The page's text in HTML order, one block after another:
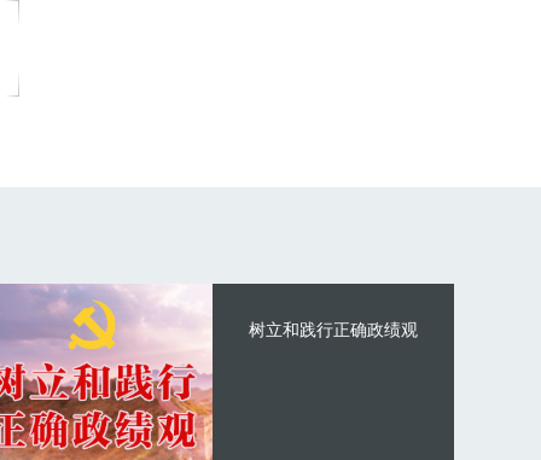
树立和践行正确政绩观